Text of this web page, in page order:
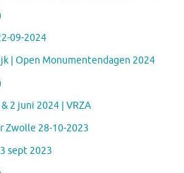
09-2024
| Open Monumentendagen 2024
2 juni 2024 | VRZA
Zwolle 28-10-2023
sept 2023